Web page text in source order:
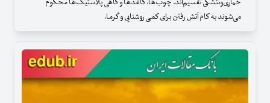
خماری‌ونئشگی تقسیم‌اند. چوب‌ها، کاغذها و گاهی پلاستیک‌ها محکوم
می‌شوند به کام آتش رفتن برای کمی روشنایی و گرما.